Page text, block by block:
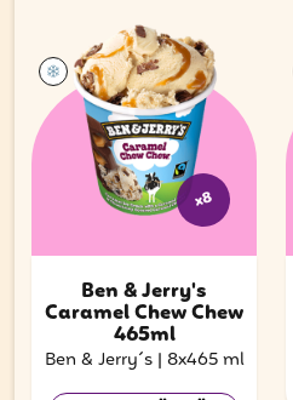
x8
Ben & Jerry's
Caramel Chew Chew
465ml
Ben & Jerry´s | 8x465 ml